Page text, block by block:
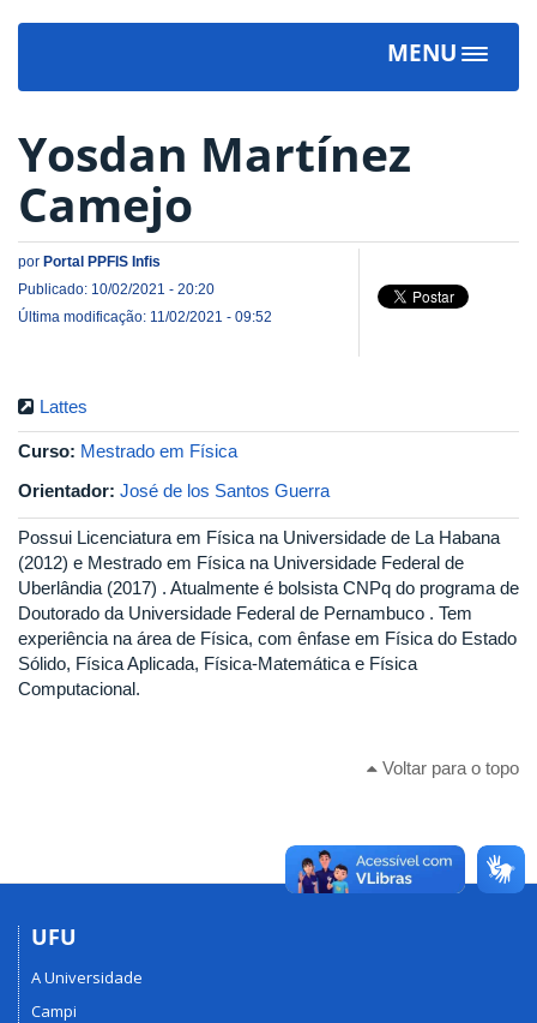
MENU
Toggle
Yosdan Martínez
Camejo
por Portal PPFIS Infis
Publicado: 10/02/2021 - 20:20
Última modificação: 11/02/2021 - 09:52
Lattes
Curso: Mestrado em Física
Orientador: José de los Santos Guerra
Possui Licenciatura em Física na Universidade de La Habana
(2012) e Mestrado em Física na Universidade Federal de
Uberlândia (2017) . Atualmente é bolsista CNPq do programa de
Doutorado da Universidade Federal de Pernambuco . Tem
experiência na área de Física, com ênfase em Física do Estado
Sólido, Física Aplicada, Física-Matemática e Física
Computacional.
Voltar para o topo
UFU
A Universidade
Campi